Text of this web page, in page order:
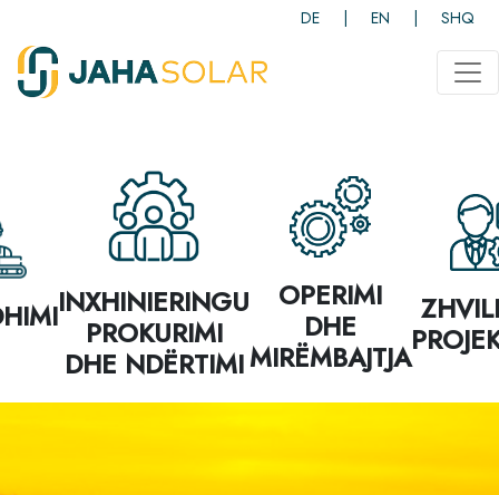
DE EN SHQ
INXHINIERINGU
PROKURIMI
DHE NDËRTIMI
OPERIMI
DHE
MIRËMBAJTJA